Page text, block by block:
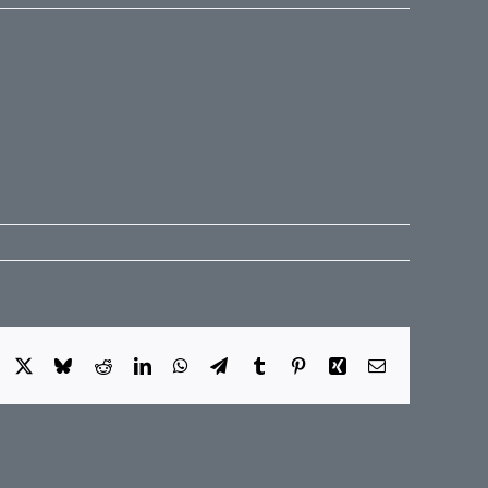
Facebook BlueskyRedditLinkedInWhatsApp
TelegramTumblr PinterestXing E-